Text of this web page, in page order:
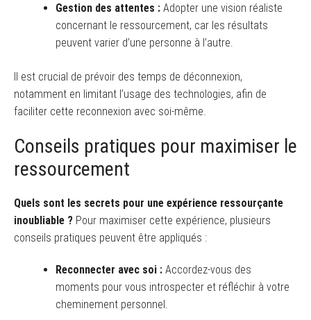
Gestion des attentes : Adopter une vision réaliste
concernant le ressourcement, car les résultats
peuvent varier d’une personne à l’autre.
Il est crucial de prévoir des temps de déconnexion,
notamment en limitant l’usage des technologies, afin de
faciliter cette reconnexion avec soi-même.
Conseils pratiques pour maximiser le
ressourcement
Quels sont les secrets pour une expérience ressourçante
inoubliable ? Pour maximiser cette expérience, plusieurs
conseils pratiques peuvent être appliqués :
Reconnecter avec soi : Accordez-vous des
moments pour vous introspecter et réfléchir à votre
cheminement personnel.